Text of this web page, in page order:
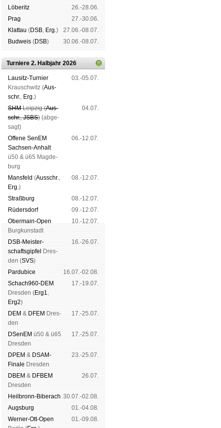
Lö­be­ritz
26.-28.06.
Prag
27.-30.06.
Klat­tau (DSB, Erg.)
27.06.-08.07.
Bud­weis (DSB) 30.06.-08.07.
Turniere 2. Halbjahr 2026
Lau­sitz-Tur­nier
Krausch­witz (Aus­
schr., Erg.)
03.-05.07.
SHMLeip­zig (Aus­
schr.,JSBS) (ab­ge­
sagt)
04.07.
Offene SenEM
Sach­sen-An­halt
ü50 & ü65 Mag­de­
burg
06.-12.07.
Mans­feld (Aus­schr.,
Erg.)
08.-12.07.
Straß­burg
08.-12.07.
Rüders­dorf
09.-12.07.
Ober­main-Open
Burg­kun­stadt
10.-12.07.
DSB-Meister­
schafts­gipfel
Dres­
den (SVS)
16.-26.07.
Pardu­bice
16.07.-02.08.
Schach960-DEM
Dres­den (Erg1,
Erg2)
17.-19.07.
DEM & DFEM Dres­
den
17.-25.07.
DSenEM ü50 & ü65
Dres­den
17.-25.07.
DPEM & DSAM-
Finale Dres­den
23.-25.07.
DBEM & DFBEM
Dres­den
26.07.
Heil­bronn-Bi­ber­ach 30.07.-02.08.
Augs­burg
01.-04.08.
Werner-Ott-Open
01.-09.08.